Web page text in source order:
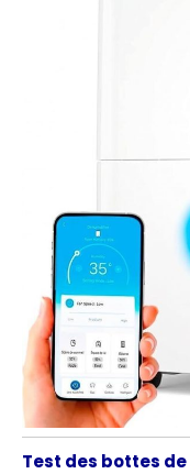
Test des bottes